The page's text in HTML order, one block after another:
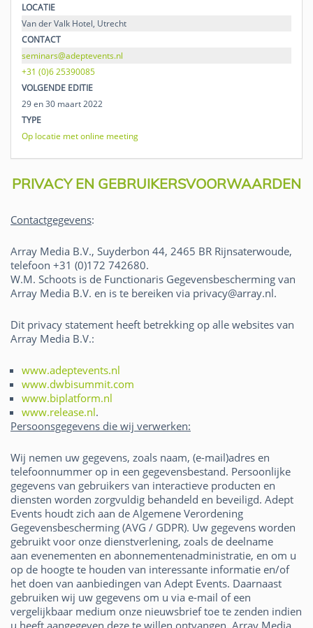
LOCATIE
Van der Valk Hotel, Utrecht
CONTACT
seminars@adeptevents.nl
+31 (0)6 25390085
VOLGENDE EDITIE
29 en 30 maart 2022
TYPE
Op locatie met online meeting
PRIVACY EN GEBRUIKERSVOORWAARDEN
Contactgegevens:
Array Media B.V., Suyderbon 44, 2465 BR Rijnsaterwoude,
telefoon +31 (0)172 742680.
W.M. Schoots is de Functionaris Gegevensbescherming van
Array Media B.V. en is te bereiken via privacy@array.nl.
Dit privacy statement heeft betrekking op alle websites van
Array Media B.V.:
www.adeptevents.nl
www.dwbisummit.com
www.biplatform.nl
www.release.nl.
Persoonsgegevens die wij verwerken:
Wij nemen uw gegevens, zoals naam, (e-mail)adres en
telefoonnummer op in een gegevensbestand. Persoonlijke
gegevens van gebruikers van interactieve producten en
diensten worden zorgvuldig behandeld en beveiligd. Adept
Events houdt zich aan de Algemene Verordening
Gegevensbescherming (AVG / GDPR). Uw gegevens worden
gebruikt voor onze dienstverlening, zoals de deelname
aan evenementen en abonnementenadministratie, en om u
op de hoogte te houden van interessante informatie en/of
het doen van aanbiedingen van Adept Events. Daarnaast
gebruiken wij uw gegevens om u via e-mail of een
vergelijkbaar medium onze nieuwsbrief toe te zenden indien
u heeft aangegeven deze te willen ontvangen. Array Media